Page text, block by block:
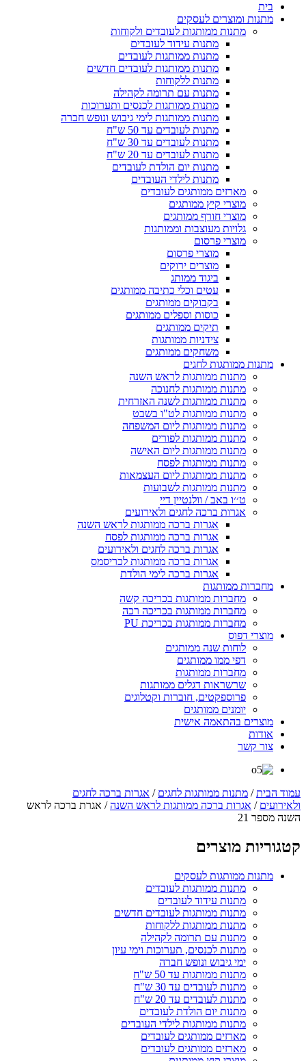
בית
מתנות ומוצרים לעסקים
מתנות ממותגות לעובדים ולקוחות
מתנות עידוד לעובדים
מתנות ממותגות לעובדים
מתנות ממותגות לעובדים חדשים
מתנות ללקוחות
מתנות עם תרומה לקהילה
מתנות ממותגות לכנסים ותערוכות
מתנות ממותגות לימי גיבוש ונופש חברה
מתנות לעובדים עד 50 ש"ח
מתנות לעובדים עד 30 ש"ח
מתנות לעובדים עד 20 ש"ח
מתנות יום הולדת לעובדים
מתנות לילדי העובדים
מארזים ממותגים לעובדים
מוצרי קיץ ממותגים
מוצרי חורף ממותגים
גלויות מעוצבות וממותגות
מוצרי פרסום
מוצרי פרסום
מוצרים ירוקים
ביגוד ממותג
עטים וכלי כתיבה ממותגים
בקבוקים ממותגים
כוסות וספלים ממותגים
תיקים ממותגים
צידניות ממותגות
משחקים ממותגים
מתנות ממותגות לחגים
מתנות ממותגות לראש השנה
מתנות ממותגות לחנוכה
מתנות ממותגות לשנה האזרחית
מתנות ממותגות לט"ו בשבט
מתנות ממותגות ליום המשפחה
מתנות ממותגות לפורים
מתנות ממותגות ליום האישה
מתנות ממותגות לפסח
מתנות ממותגות ליום העצמאות
מתנות ממותגות לשבועות
ט׳׳ו באב / וולנטיין דיי
אגרות ברכה לחגים ולאירועים
אגרות ברכה ממותגות לראש השנה
אגרות ברכה ממותגות לפסח
אגרות ברכה לחגים ולאירועים
אגרות ברכה ממותגות לכריסמס
אגרות ברכה לימי הולדת
מחברות ממותגות
מחברות ממותגות בכריכה קשה
מחברות ממותגות בכריכה רכה
מחברות ממותגות בכריכת PU
מוצרי דפוס
לוחות שנה ממותגים
דפי ממו ממותגים
מחברות ממותגות
שרשראות דגלים ממותגות
פרוספקטים, חוברות וקטלוגים
יומנים ממותגים
מוצרים בהתאמה אישית
אודות
צור קשר
עמוד הבית/ מתנות ממותגות לחגים / אגרות ברכה לחגים
ולאירועים / אגרות ברכה ממותגות לראש השנה/ אגרת ברכה לראש
השנה מספר 21
קטגוריות מוצרים
מתנות ממותגות לעסקים
מתנות ממותגות לעובדים
מתנות עידוד לעובדים
מתנות ממותגות לעובדים חדשים
מתנות ממותגות ללקוחות
מתנות עם תרומה לקהילה
מתנות לכנסים, תערוכות וימי עיון
ימי גיבוש ונופש חברה
מתנות ממותגות עד 50 ש"ח
מתנות לעובדים עד 30 ש"ח
מתנות לעובדים עד 20 ש"ח
מתנות יום הולדת לעובדים
מתנות ממותגות לילדי העובדים
מארזים ממותגים לעובדים
מארזים ממותגים לעובדים